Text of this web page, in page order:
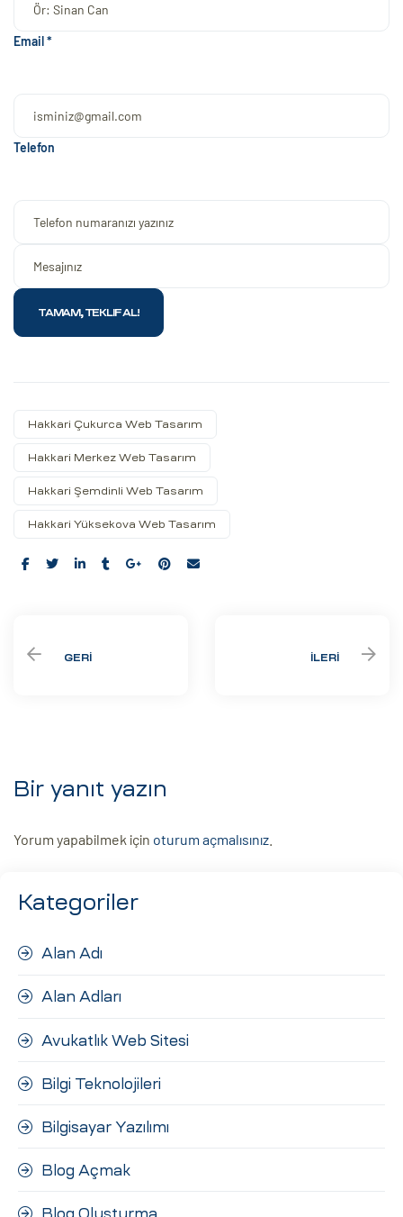
Email *
Telefon
Hakkari Çukurca Web Tasarım
Hakkari Merkez Web Tasarım
Hakkari Şemdinli Web Tasarım
Hakkari Yüksekova Web Tasarım
Share:
GERI İLERI
Bir yanıt yazın
Yorum yapabilmek için oturum açmalısınız
Kategoriler
Alan Adı
Alan Adları
Avukatlık Web Sitesi
Bilgi Teknolojileri
Bilgisayar Yazılımı
Blog Açmak
Blog Oluşturma